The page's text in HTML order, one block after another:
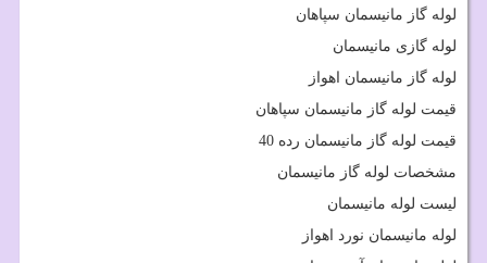
لوله گاز مانیسمان سپاهان
لوله گازی مانیسمان
لوله گاز مانیسمان اهواز
قیمت لوله گاز مانیسمان سپاهان
قیمت لوله گاز مانیسمان رده 40
مشخصات لوله گاز مانیسمان
لیست لوله مانیسمان
لوله مانیسمان نورد اهواز